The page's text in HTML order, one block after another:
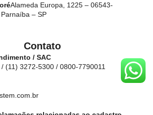
Alameda Europa, 1225 – 06543-
– SP
Contato
/ SAC
(11) 3272-5300 / 0800-7790011